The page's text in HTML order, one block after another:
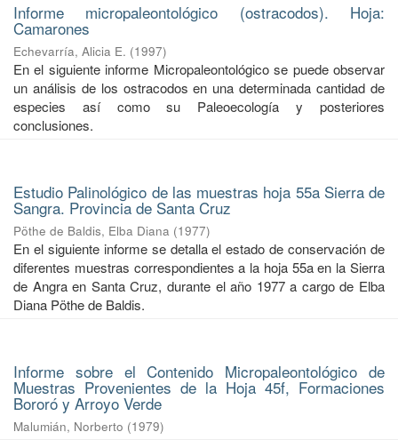
Informe micropaleontológico (ostracodos). Hoja:
Camarones
Echevarría, Alicia E. (1997)
En el siguiente informe Micropaleontológico se puede observar
un análisis de los ostracodos en una determinada cantidad de
especies así como su Paleoecología y posteriores
conclusiones.
Estudio Palinológico de las muestras hoja 55a Sierra de
Sangra. Provincia de Santa Cruz
Pöthe de Baldis, Elba Diana (1977)
En el siguiente informe se detalla el estado de conservación de
diferentes muestras correspondientes a la hoja 55a en la Sierra
de Angra en Santa Cruz, durante el año 1977 a cargo de Elba
Diana Pöthe de Baldis.
Informe sobre el Contenido Micropaleontológico de
Muestras Provenientes de la Hoja 45f, Formaciones
Bororó y Arroyo Verde
Malumián, Norberto (1979)